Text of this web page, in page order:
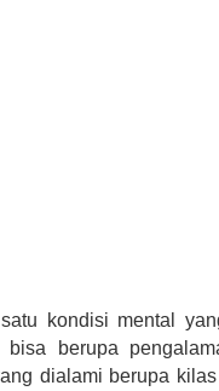
kondisi mental
berupa
dialami berupa